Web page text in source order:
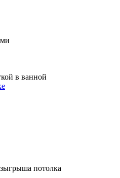
в ванной
потолка